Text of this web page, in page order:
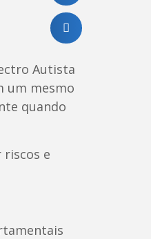
Autista
um mesmo
quando
riscos e